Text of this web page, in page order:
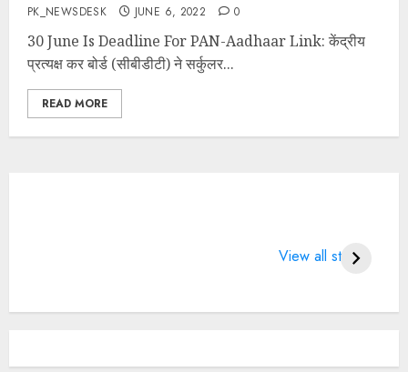
PK_NEWSDESK JUNE 6, 2022 0
30 June Is Deadline For PAN-Aadhaar Link: केंद्रीय
प्रत्यक्ष कर बोर्ड (सीबीडीटी) ने सर्कुलर...
READ MORE
View all stories
SPORTS QUOTES